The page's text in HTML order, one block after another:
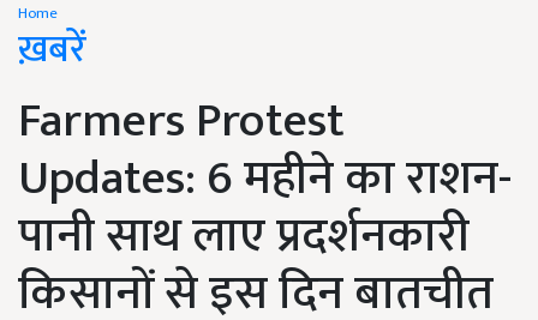
Home
ख़बरें
Farmers Protest
Updates: 6 महीने का राशन-
पानी साथ लाए प्रदर्शनकारी
किसानों से इस दिन बातचीत